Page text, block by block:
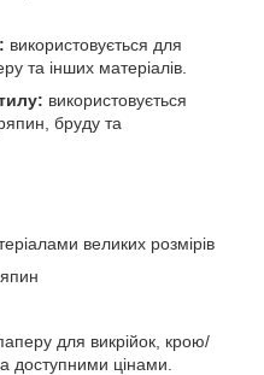
використовується для
та інших матеріалів.
використовується
бруду та
великих розмірів
для викрійок, крою/
доступними цінами.